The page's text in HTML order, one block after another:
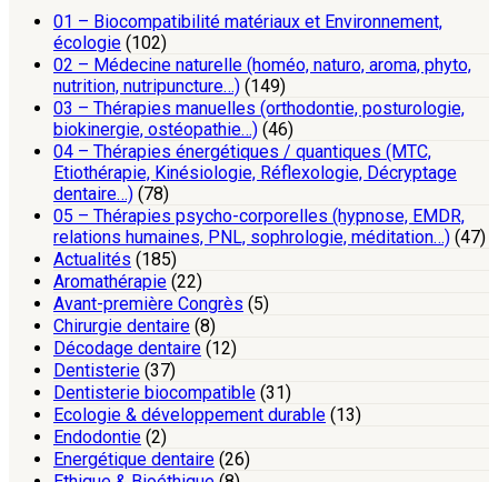
01 – Biocompatibilité matériaux et Environnement,
écologie (102)
02 – Médecine naturelle (homéo, naturo, aroma, phyto,
nutrition, nutripuncture…) (149)
03 – Thérapies manuelles (orthodontie, posturologie,
biokinergie, ostéopathie…) (46)
04 – Thérapies énergétiques / quantiques (MTC,
Etiothérapie, Kinésiologie, Réflexologie, Décryptage
dentaire…) (78)
05 – Thérapies psycho-corporelles (hypnose, EMDR,
relations humaines, PNL, sophrologie, méditation…) (47)
Actualités (185)
Aromathérapie (22)
Avant-première Congrès (5)
Chirurgie dentaire (8)
Décodage dentaire (12)
Dentisterie (37)
Dentisterie biocompatible (31)
Ecologie & développement durable (13)
Endodontie (2)
Energétique dentaire (26)